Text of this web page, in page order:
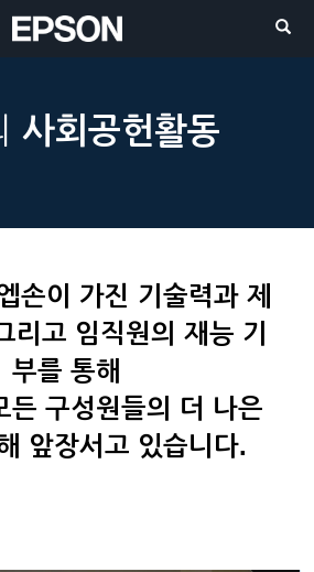
사회공헌활동
손이 가진 기술력과 제
리고 임직원의 재능 기
부를 통해
든 구성원들의 더 나은
앞장서고 있습니다.